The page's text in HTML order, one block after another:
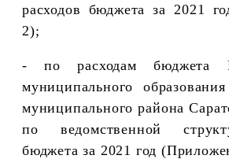
расходов бюджета за 2021
2);
- по расходам бюджета
муниципального
муниципального района
по ведомственной
бюджета за 2021 год